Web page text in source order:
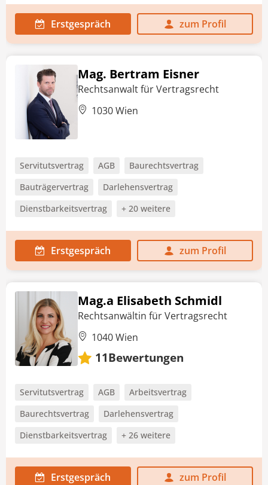
Erstgespräch zum Profil
Mag. Bertram Eisner
Rechtsanwalt für Vertragsrecht
1030 Wien
Servitutsvertrag AGB
Baurechtsvertrag
Bauträgervertrag
Darlehensvertrag
Dienstbarkeitsvertrag
+ 20 weitere
Erstgespräch zum Profil
Mag.a Elisabeth Schmidl
Rechtsanwältin für Vertragsrecht
1040 Wien
11Bewertungen
Servitutsvertrag AGB
Arbeitsvertrag
Baurechtsvertrag
Darlehensvertrag
Dienstbarkeitsvertrag
+ 26 weitere
Erstgespräch zum Profil